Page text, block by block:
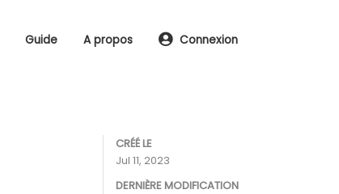
Guide A propos Connexion
CRÉÉ LE
Jul 11, 2023
DERNIÈRE MODIFICATION